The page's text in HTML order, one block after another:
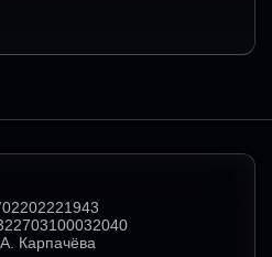
Карпачёва